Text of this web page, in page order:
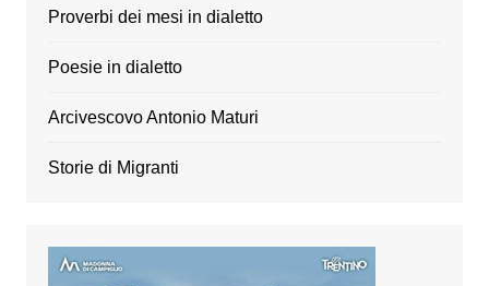
Proverbi dei mesi in dialetto
Poesie in dialetto
Arcivescovo Antonio Maturi
Storie di Migranti